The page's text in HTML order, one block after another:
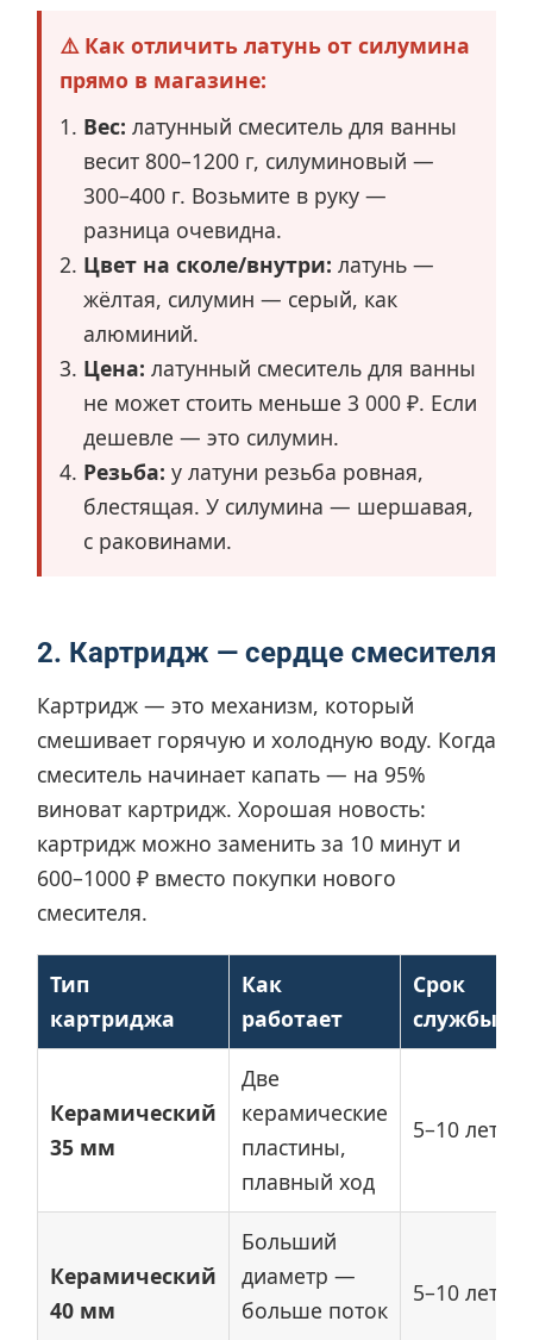
⚠️ Как отличить латунь от силумина
прямо в магазине:
Вес: латунный смеситель для ванны
весит 800–1200 г, силуминовый —
300–400 г. Возьмите в руку —
разница очевидна.
Цвет на сколе/внутри: латунь —
жёлтая, силумин — серый, как
алюминий.
Цена: латунный смеситель для ванны
не может стоить меньше 3 000 ₽. Если
дешевле — это силумин.
Резьба: у латуни резьба ровная,
блестящая. У силумина — шершавая,
с раковинами.
2. Картридж — сердце смесителя
Картридж — это механизм, который
смешивает горячую и холодную воду. Когда
смеситель начинает капать — на 95%
виноват картридж. Хорошая новость:
картридж можно заменить за 10 минут и
600–1000 ₽ вместо покупки нового
смесителя.
Тип
картриджа
Как
работает
Срок
службы
Керамический
35 мм
Две
керамические
пластины,
плавный ход
5–10 лет
Керамический
40 мм
Больший
диаметр —
больше поток
5–10 лет